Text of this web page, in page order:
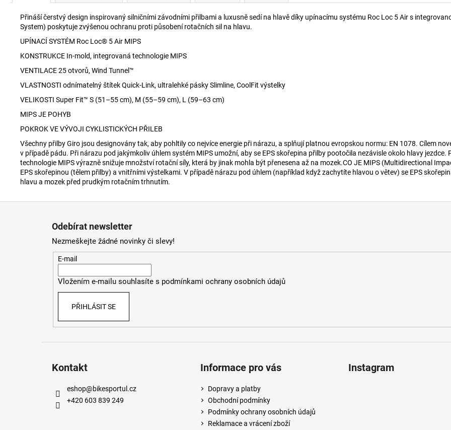
Přináší čerstvý design inspirovaný silničními závodními přilbami a luxusně sedí na hlavě díky upínacímu systému Roc Loc 5 Air s
System) poskytuje zvýšenou ochranu proti působení rotačních sil na hlavu.
UPÍNACÍ SYSTÉM Roc Loc® 5 Air MIPS
KONSTRUKCE In-mold, integrovaná technologie MIPS
VENTILACE 25 otvorů, Wind Tunnel™
VLASTNOSTI odnímatelný štítek Quick-Link, ultralehké pásky Slimline, CoolFit výstelky
VELIKOSTI Super Fit™ S (51–55 cm), M (55–59 cm), L (59–63 cm)
MIPS JE POHYB
POKROK VE VÝVOJI CYKLISTICKÝCH PŘILEB
Všechny přilby Giro jsou designovány tak, aby pohltily co nejvíce energie při nárazu, a splňují platnou evropskou normu: EN 1078. Cílem
v případě pádu. Při nárazu pod jakýmkoliv úhlem systém MIPS umožní, aby se EPS skořepina přilby pootočila nezávisle okolo hlavy
technologie MIPS výrazně snižuje množství rotační síly, která by jinak mohla být přenesena až na mozek.CO JE MIPS (Multidirectional
EPS skořepinou (tělem přilby) a vnitřními výstelkami. V případě nárazu pod úhlem (například když zachytíte hlavou o větev) se EPS
hlavu a mozek před prudkým rotačním trhnutím.
Odebírat newsletter
Nezmeškejte žádné novinky či slevy!
E-mail
Vložením e-mailu souhlasíte s podmínkami ochrany osobních údajů
PŘIHLÁSIT SE
Kontakt
eshop@bikesportul.cz
+420 603 839 249
Informace pro vás
Dopravy a platby
Obchodní podmínky
Podmínky ochrany osobních údajů
Reklamace a vrácení zboží
Instagram